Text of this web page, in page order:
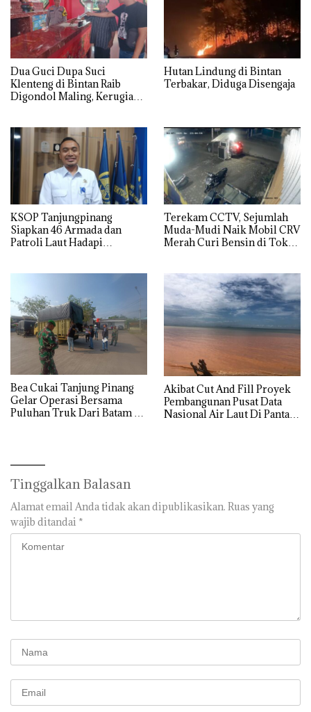
Dua Guci Dupa Suci
Klenteng di Bintan Raib
Digondol Maling, Kerugian
Hutan Lindung di Bintan
Terbakar, Diduga Disengaja
KSOP Tanjungpinang
Siapkan 46 Armada dan
Patroli Laut Hadapi
Terekam CCTV, Sejumlah
Muda-Mudi Naik Mobil CRV
Merah Curi Bensin di Toko
Bea Cukai Tanjung Pinang
Gelar Operasi Bersama
Puluhan Truk Dari Batam di
Akibat Cut And Fill Proyek
Pembangunan Pusat Data
Nasional Air Laut Di Pantai
Tinggalkan Balasan
Alamat email Anda tidak akan dipublikasikan. Ruas yang
wajib ditandai *